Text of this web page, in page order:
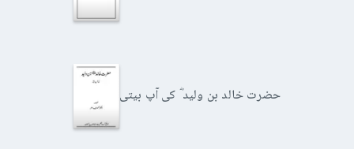
حضرت خالد بن ولید ؓ کی آپ بیتی